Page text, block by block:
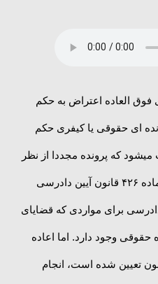
العاده اعتراض به حکم
ای حقوقی یا کیفری حکم
که پرونده مجددا از نظر
ماهوی بررسی شود.با توجه به ماده ۴۲۶ قانون آیین دادرسی
برای مواردی که قضایای
وجود دارد. اما اعاده
تعیین شده است، انجام